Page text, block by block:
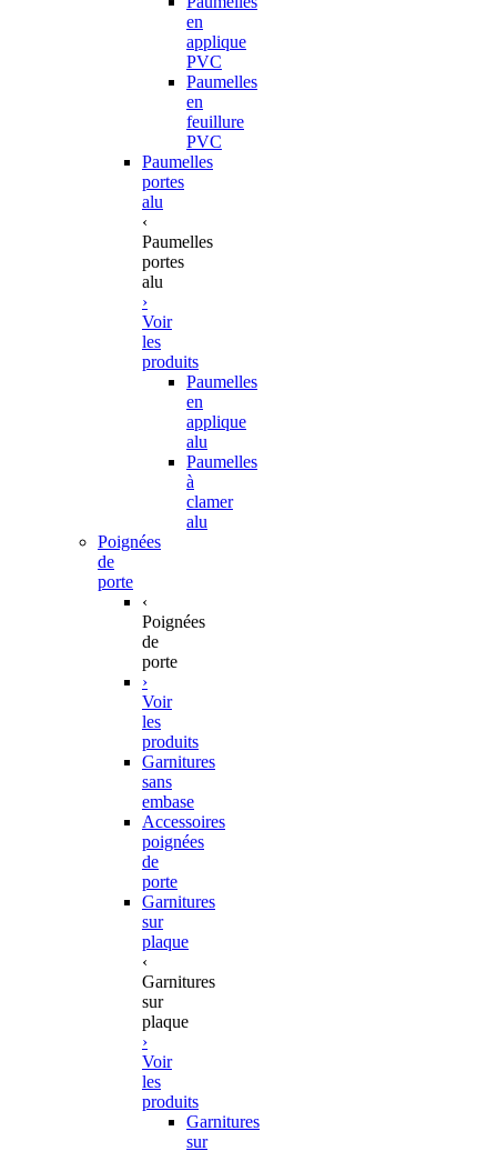
en
applique
PVC
Paumelles
en
feuillure
PVC
Paumelles
portes
alu
‹
Paumelles
portes
alu
›
Voir
les
produits
Paumelles
en
applique
alu
Paumelles
à
clamer
alu
Poignées
de
porte
‹
Poignées
de
porte
›
Voir
les
produits
Garnitures
sans
embase
Accessoires
poignées
de
porte
Garnitures
sur
plaque
‹
Garnitures
sur
plaque
›
Voir
les
produits
Garnitures
sur